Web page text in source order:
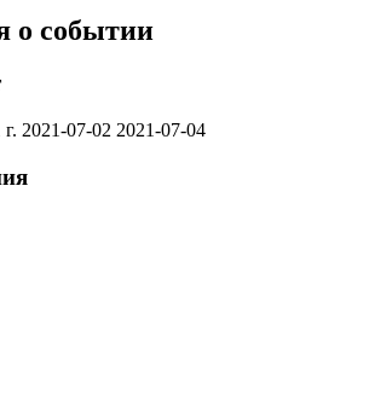
о событии
2021-07-02 2021-07-04